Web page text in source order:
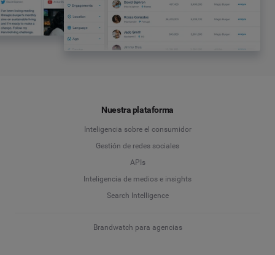
Nuestra plataforma
Inteligencia sobre el consumidor
Gestión de redes sociales
APIs
Inteligencia de medios e insights
Search Intelligence
Brandwatch para agencias